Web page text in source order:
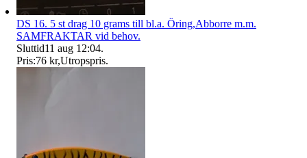
DS 16. 5 st drag 10 grams till bl.a. Öring,Abborre m.m.
SAMFRAKTAR vid behov.
Sluttid11 aug 12:04.
Pris:76 kr,Utropspris.